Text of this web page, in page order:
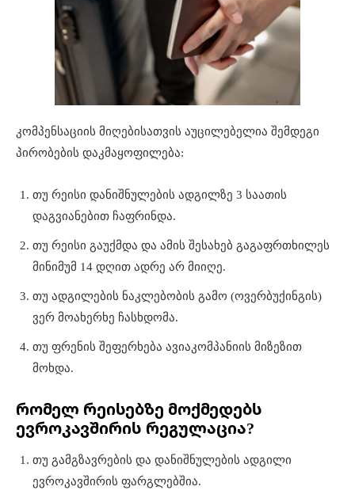
კომპენსაციის მიღებისათვის აუცილებელია შემდეგი
პირობების დაკმაყოფილება:
თუ რეისი დანიშნულების ადგილზე 3 საათის
დაგვიანებით ჩაფრინდა.
თუ რეისი გაუქმდა და ამის შესახებ გაგაფრთხილეს
მინიმუმ 14 დღით ადრე არ მიიღე.
თუ ადგილების ნაკლებობის გამო (ოვერბუქინგის)
ვერ მოახერხე ჩასხდომა.
თუ ფრენის შეფერხება ავიაკომპანიის მიზეზით
მოხდა.
რომელ რეისებზე მოქმედებს
ევროკავშირის რეგულაცია?
თუ გამგზავრების და დანიშნულების ადგილი
ევროკავშირის ფარგლებშია.